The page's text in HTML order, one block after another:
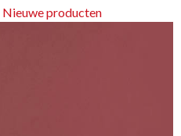
Nieuwe producten